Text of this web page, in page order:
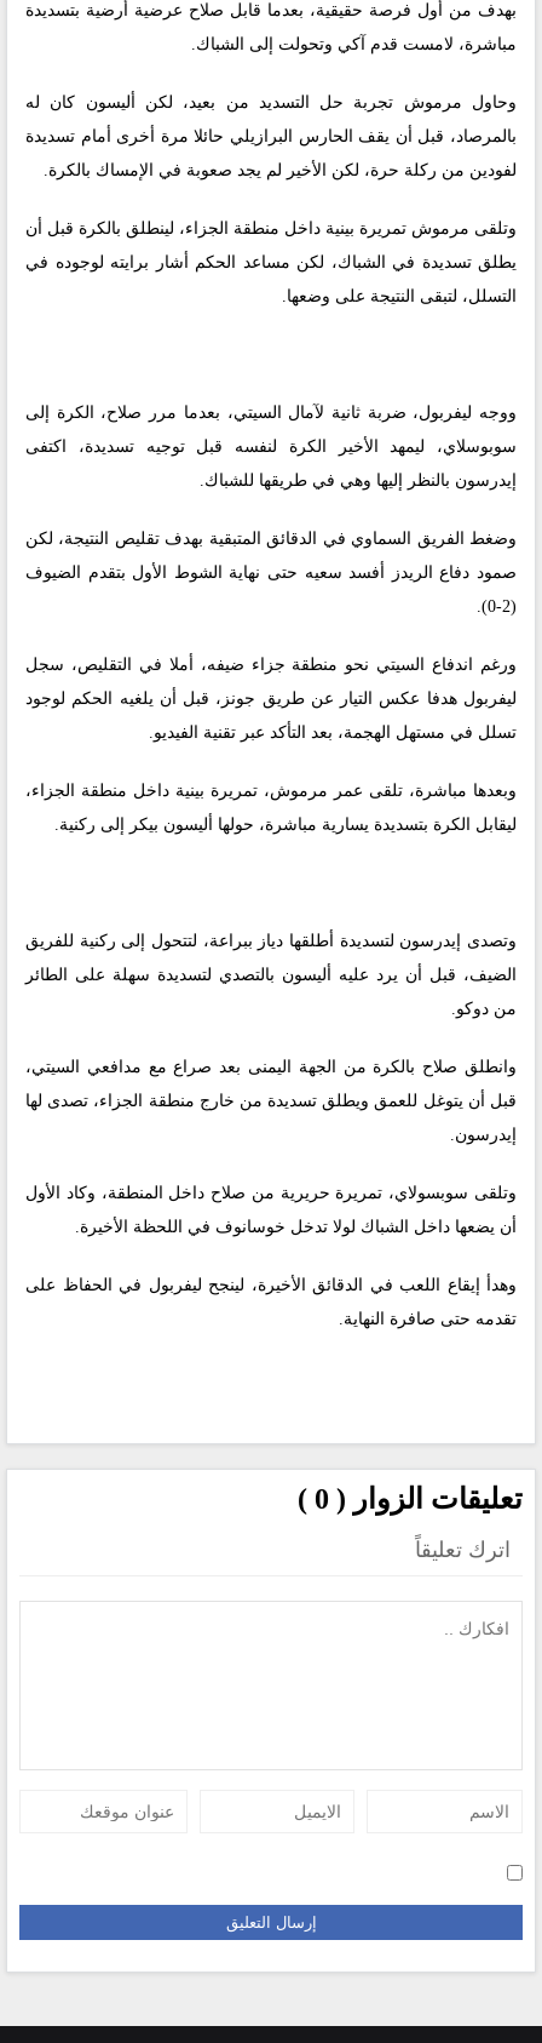
بهدف من أول فرصة حقيقية، بعدما قابل صلاح عرضية أرضية بتسديدة
مباشرة، لامست قدم آكي وتحولت إلى الشباك.
وحاول مرموش تجربة حل التسديد من بعيد، لكن أليسون كان له
بالمرصاد، قبل أن يقف الحارس البرازيلي حائلا مرة أخرى أمام تسديدة
لفودين من ركلة حرة، لكن الأخير لم يجد صعوبة في الإمساك بالكرة.
وتلقى مرموش تمريرة بينية داخل منطقة الجزاء، لينطلق بالكرة قبل أن
يطلق تسديدة في الشباك، لكن مساعد الحكم أشار برايته لوجوده في
التسلل، لتبقى النتيجة على وضعها.
ووجه ليفربول، ضربة ثانية لآمال السيتي، بعدما مرر صلاح، الكرة إلى
سوبوسلاي، ليمهد الأخير الكرة لنفسه قبل توجيه تسديدة، اكتفى
إيدرسون بالنظر إليها وهي في طريقها للشباك.
وضغط الفريق السماوي في الدقائق المتبقية بهدف تقليص النتيجة، لكن
صمود دفاع الريدز أفسد سعيه حتى نهاية الشوط الأول بتقدم الضيوف
(2-0).
ورغم اندفاع السيتي نحو منطقة جزاء ضيفه، أملا في التقليص، سجل
ليفربول هدفا عكس التيار عن طريق جونز، قبل أن يلغيه الحكم لوجود
تسلل في مستهل الهجمة، بعد التأكد عبر تقنية الفيديو.
وبعدها مباشرة، تلقى عمر مرموش، تمريرة بينية داخل منطقة الجزاء،
ليقابل الكرة بتسديدة يسارية مباشرة، حولها أليسون بيكر إلى ركنية.
وتصدى إيدرسون لتسديدة أطلقها دياز ببراعة، لتتحول إلى ركنية للفريق
الضيف، قبل أن يرد عليه أليسون بالتصدي لتسديدة سهلة على الطائر
من دوكو.
وانطلق صلاح بالكرة من الجهة اليمنى بعد صراع مع مدافعي السيتي،
قبل أن يتوغل للعمق ويطلق تسديدة من خارج منطقة الجزاء، تصدى لها
إيدرسون.
وتلقى سوبسولاي، تمريرة حريرية من صلاح داخل المنطقة، وكاد الأول
أن يضعها داخل الشباك لولا تدخل خوسانوف في اللحظة الأخيرة.
وهدأ إيقاع اللعب في الدقائق الأخيرة، لينجح ليفربول في الحفاظ على
تقدمه حتى صافرة النهاية.
تعليقات الزوار ( 0 )
اترك تعليقاً